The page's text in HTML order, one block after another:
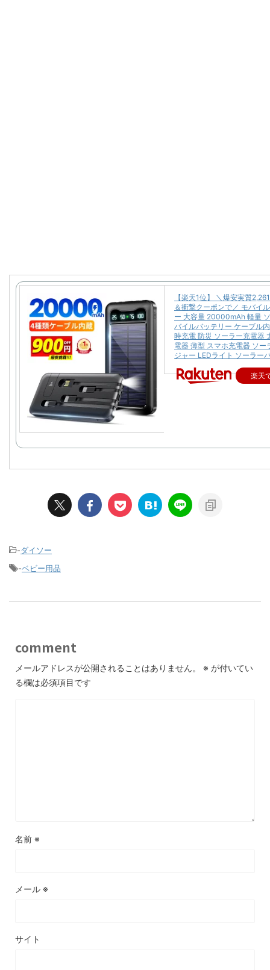
【楽天1位】 ＼爆安実質
＆衝撃クーポンで／ モバイ
ー 大容量 20000mAh 軽量
バイルバッテリー ケーブル
時充電 防災 ソーラー充電器
電器 薄型 スマホ充電器 ソー
ジャー LEDライト ソーラー
楽天
-ダイソー
-ベビー用品
comment
メールアドレスが公開されることはありません。 ※ が付いてい
る欄は必須項目です
名前 ※
メール ※
サイト